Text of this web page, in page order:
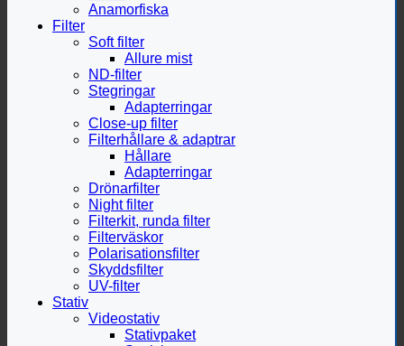
Anamorfiska
Filter
Soft filter
Allure mist
ND-filter
Stegringar
Adapterringar
Close-up filter
Filterhållare & adaptrar
Hållare
Adapterringar
Drönarfilter
Night filter
Filterkit, runda filter
Filterväskor
Polarisationsfilter
Skyddsfilter
UV-filter
Stativ
Videostativ
Stativpaket